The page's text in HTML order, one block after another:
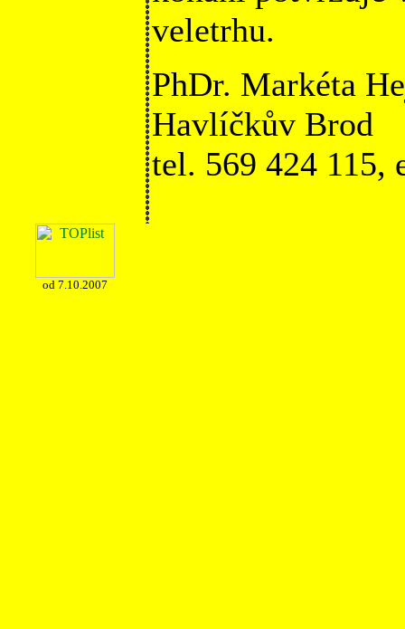
veletrhu.
PhDr. Markéta
Havlíčkův Brod
tel. 569 424 115,
od 7.10.2007